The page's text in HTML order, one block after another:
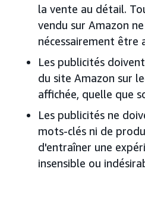
la vente au détail.
vendu sur Amazon
nécessairement être
Les publicités
du site Amazon sur
affichée, quelle que
Les publicités ne
mots-clés ni de
d'entraîner une
insensible ou